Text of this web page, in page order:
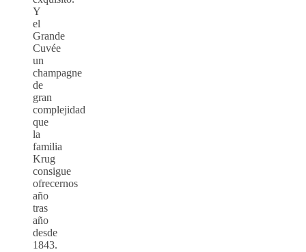
Y
el
Grande
Cuvée
un
champagne
de
gran
complejidad
que
la
familia
Krug
consigue
ofrecernos
año
tras
año
desde
1843.